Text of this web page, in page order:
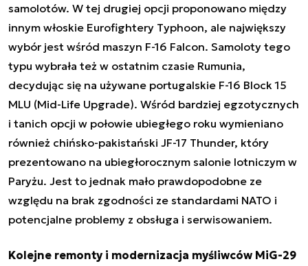
samolotów. W tej drugiej opcji proponowano między
innym włoskie Eurofightery Typhoon, ale największy
wybór jest wśród maszyn F-16 Falcon. Samoloty tego
typu wybrała też w ostatnim czasie Rumunia,
decydując się na używane portugalskie F-16 Block 15
MLU (Mid-Life Upgrade). Wśród bardziej egzotycznych
i tanich opcji w połowie ubiegłego roku wymieniano
również chińsko-pakistański JF-17 Thunder, który
prezentowano na ubiegłorocznym salonie lotniczym w
Paryżu. Jest to jednak mało prawdopodobne ze
względu na brak zgodności ze standardami NATO i
potencjalne problemy z obsługa i serwisowaniem.
Kolejne remonty i modernizacja myśliwców MiG-29